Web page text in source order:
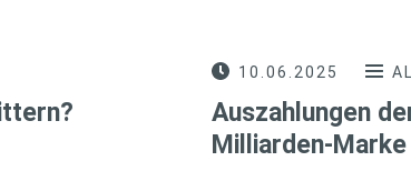
10.06.2025
Auszahlungen
Milliarden-Marke